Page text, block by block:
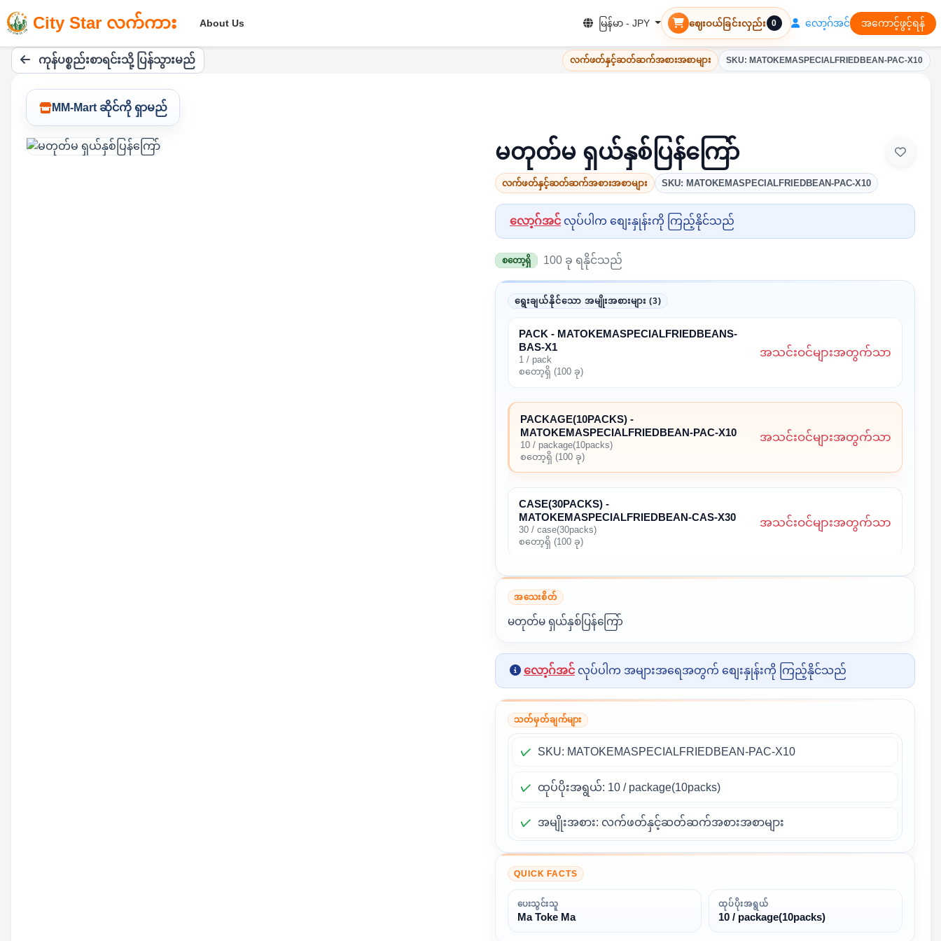
City Star လက်ကား About Us မြန်မာ - JPY ဈေးဝယ်ခြင်းလှည်း 0 လော့ဂ်အင် အကောင့်ဖွင့်ရန်
ကုန်ပစ္စည်းစာရင်းသို့ ပြန်သွားမည် လက်ဖတ်နှင့်ဆတ်ဆက်အစားအစာများ SKU: MATOKEMASPECIALFRIEDBEAN-PAC-X10
MM-Mart ဆိုင်ကို ရှာမည်
မတုတ်မ ရှယ်နှစ်ပြန်ကြော်
လက်ဖတ်နှင့်ဆတ်ဆက်အစားအစာများ SKU: MATOKEMASPECIALFRIEDBEAN-PAC-X10
လော့ဂ်အင်လုပ်ပါက စျေးနှုန်းကို ကြည့်နိုင်သည်
စတော့ရှိ 100 ခု ရနိုင်သည်
ရွေးချယ်နိုင်သော အမျိုးအစားများ (3)
PACK - MATOKEMASPECIALFRIEDBEANS-
BAS-X1
1 / pack
စတော့ရှိ (100 ခု)
အသင်းဝင်များအတွက်သာ
PACKAGE(10PACKS) -
MATOKEMASPECIALFRIEDBEAN-PAC-X10
10 / package(10packs)
စတော့ရှိ (100 ခု)
အသင်းဝင်များအတွက်သာ
CASE(30PACKS) -
MATOKEMASPECIALFRIEDBEAN-CAS-X30
30 / case(30packs)
စတော့ရှိ (100 ခု)
အသင်းဝင်များအတွက်သာ
အသေးစိတ်
မတုတ်မ ရှယ်နှစ်ပြန်ကြော်
လော့ဂ်အင်လုပ်ပါက အများအရေအတွက် စျေးနှုန်းကို ကြည့်နိုင်သည်
သတ်မှတ်ချက်များ
SKU: MATOKEMASPECIALFRIEDBEAN-PAC-X10
ထုပ်ပိုးအရွယ်: 10 / package(10packs)
အမျိုးအစား: လက်ဖတ်နှင့်ဆတ်ဆက်အစားအစာများ
QUICK FACTS
ပေးသွင်းသူ
Ma Toke Ma
ထုပ်ပိုးအရွယ်
10 / package(10packs)